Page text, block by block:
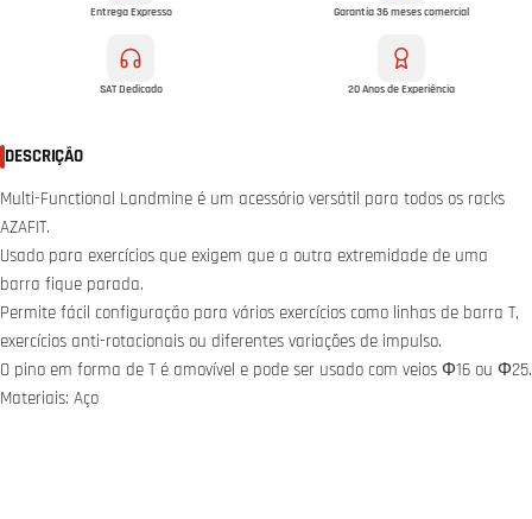
Entrega Expresso Garantia 36 meses comercial
SAT Dedicado 20 Anos de Experiência
DESCRIÇÃO
Multi-Functional Landmine é um acessório versátil para todos os racks
AZAFIT.
Usado para exercícios que exigem que a outra extremidade de uma
barra fique parada.
Permite fácil configuração para vários exercícios como linhas de barra T,
exercícios anti-rotacionais ou diferentes variações de impulso.
O pino em forma de T é amovível e pode ser usado com veios Φ16 ou Φ25.
Materiais: Aço